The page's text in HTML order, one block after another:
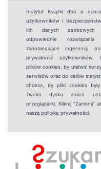
Instytut Książki dba o
użytkowników i
ich danych osobowych
odpowiednie rozwiązania
zapobiegające ingerencji
prywatność użytkowników.
plików cookies, by ułatwić
serwisów oraz do celów
chcesz, by pliki cookies
Twoim dysku zmień
przeglądarki. Kliknij "Zamknij"
naszą politykę prywatności.